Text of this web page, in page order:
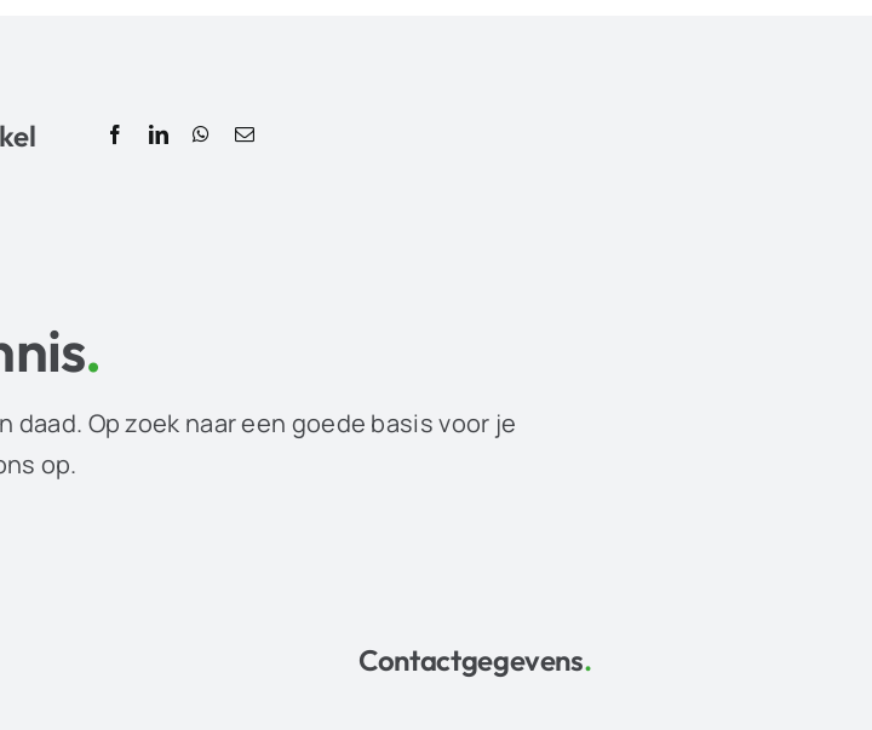
.
Op zoek naar een goede basis voor je
op.
Contactgegevens.